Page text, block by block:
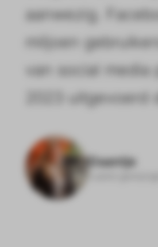
aanwezig.
miljoen
van social
2023 uitgevoerd
Daantje